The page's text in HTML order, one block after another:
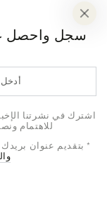
سجل واحصل على خصم
البريد
الإلكتروني
اشترك في نشرتنا
للاهتمام
* بتقديم عنوان